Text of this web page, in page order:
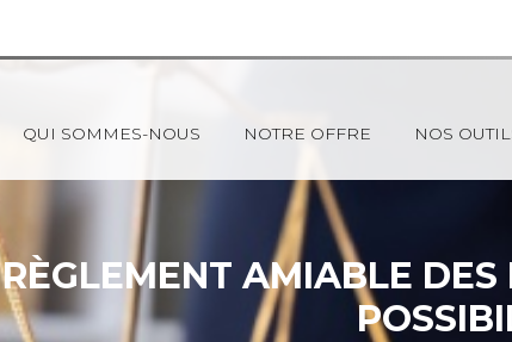
Principal
QUI SOMMES-NOUS NOTRE OFFRE NOS
RÈGLEMENT AMIABLE DES